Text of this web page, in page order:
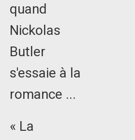
quand
Nickolas
Butler
s'essaie à la
romance ...
« La